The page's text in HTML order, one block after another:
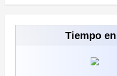
Tiempo